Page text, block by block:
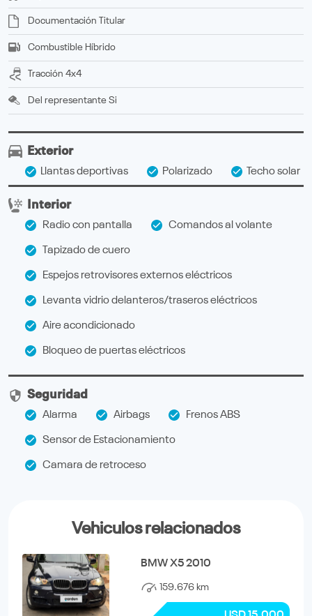
Documentación titular
Combustible Híbrido
Tracción 4x4
Del representante Si
Exterior
Llantas deportivas Polarizado Techo solar
Interior
Radio con pantalla Comandos al volante
Tapizado de cuero
Espejos retrovisores externos eléctricos
Levanta vidrio delanteros/traseros eléctricos
Aire acondicionado
Bloqueo de puertas eléctricos
Seguridad
Alarma Airbags Frenos ABS
Sensor de Estacionamiento
Camara de retroceso
Vehiculos relacionados
BMW X5 2010
159.676 km